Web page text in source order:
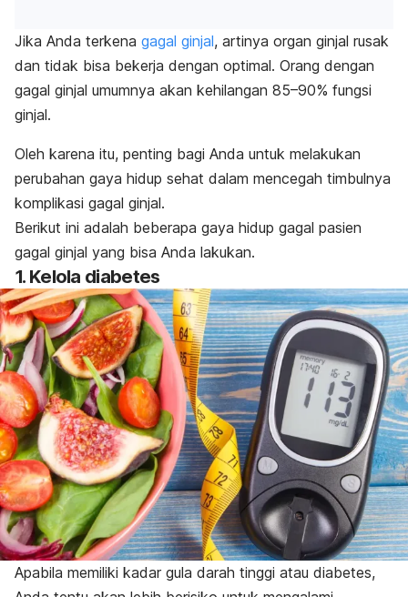
Jika Anda terkena gagal ginjal, artinya organ ginjal rusak
dan tidak bisa bekerja dengan optimal. Orang dengan
gagal ginjal umumnya akan kehilangan 85–90% fungsi
ginjal.
Oleh karena itu, penting bagi Anda untuk melakukan
perubahan gaya hidup sehat dalam mencegah timbulnya
komplikasi gagal ginjal.
Berikut ini adalah beberapa gaya hidup gagal pasien
gagal ginjal yang bisa Anda lakukan.
1. Kelola diabetes
Apabila memiliki kadar gula darah tinggi atau diabetes,